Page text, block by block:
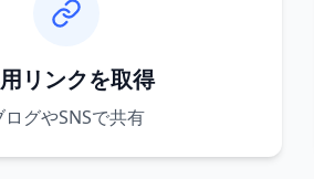
リンクを取得
ログやSNSで共有